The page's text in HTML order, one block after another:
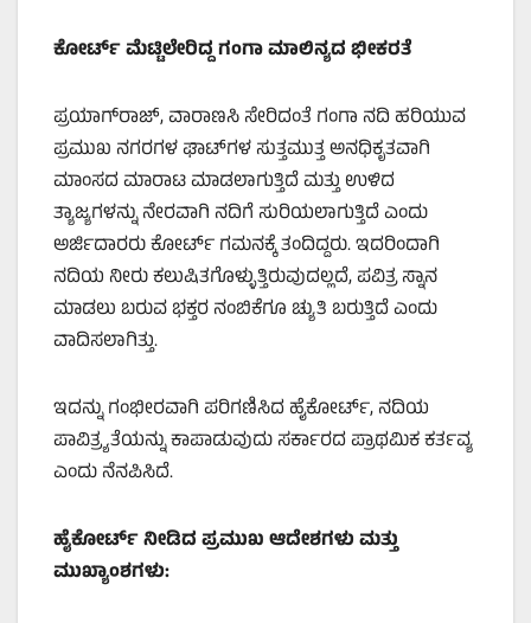
ಕೋರ್ಟ್ ಮೆಟ್ಟಿಲೇರಿದ್ದ ಗಂಗಾ ಮಾಲಿನ್ಯದ ಭೀಕರತೆ
ಪ್ರಯಾಗ್‌ರಾಜ್, ವಾರಾಣಸಿ ಸೇರಿದಂತೆ ಗಂಗಾ ನದಿ ಹರಿಯುವ
ಪ್ರಮುಖ ನಗರಗಳ ಘಾಟ್‌ಗಳ ಸುತ್ತಮುತ್ತ ಅನಧಿಕೃತವಾಗಿ
ಮಾಂಸದ ಮಾರಾಟ ಮಾಡಲಾಗುತ್ತಿದೆ ಮತ್ತು ಉಳಿದ
ತ್ಯಾಜ್ಯಗಳನ್ನು ನೇರವಾಗಿ ನದಿಗೆ ಸುರಿಯಲಾಗುತ್ತಿದೆ ಎಂದು
ಅರ್ಜಿದಾರರು ಕೋರ್ಟ್ ಗಮನಕ್ಕೆ ತಂದಿದ್ದರು. ಇದರಿಂದಾಗಿ
ನದಿಯ ನೀರು ಕಲುಷಿತಗೊಳ್ಳುತ್ತಿರುವುದಲ್ಲದೆ, ಪವಿತ್ರ ಸ್ನಾನ
ಮಾಡಲು ಬರುವ ಭಕ್ತರ ನಂಬಿಕೆಗೂ ಚ್ಯುತಿ ಬರುತ್ತಿದೆ ಎಂದು
ವಾದಿಸಲಾಗಿತ್ತು.
ಇದನ್ನು ಗಂಭೀರವಾಗಿ ಪರಿಗಣಿಸಿದ ಹೈಕೋರ್ಟ್, ನದಿಯ
ಪಾವಿತ್ರ್ಯತೆಯನ್ನು ಕಾಪಾಡುವುದು ಸರ್ಕಾರದ ಪ್ರಾಥಮಿಕ ಕರ್ತವ್ಯ
ಎಂದು ನೆನಪಿಸಿದೆ.
ಹೈಕೋರ್ಟ್ ನೀಡಿದ ಪ್ರಮುಖ ಆದೇಶಗಳು ಮತ್ತು
ಮುಖ್ಯಾಂಶಗಳು: